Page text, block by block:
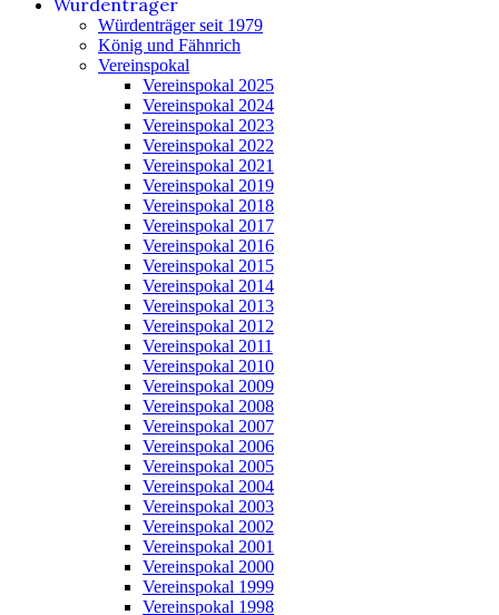
Würdenträger seit 1979
König und Fähnrich
Vereinspokal
Vereinspokal 2025
Vereinspokal 2024
Vereinspokal 2023
Vereinspokal 2022
Vereinspokal 2021
Vereinspokal 2019
Vereinspokal 2018
Vereinspokal 2017
Vereinspokal 2016
Vereinspokal 2015
Vereinspokal 2014
Vereinspokal 2013
Vereinspokal 2012
Vereinspokal 2011
Vereinspokal 2010
Vereinspokal 2009
Vereinspokal 2008
Vereinspokal 2007
Vereinspokal 2006
Vereinspokal 2005
Vereinspokal 2004
Vereinspokal 2003
Vereinspokal 2002
Vereinspokal 2001
Vereinspokal 2000
Vereinspokal 1999
Vereinspokal 1998